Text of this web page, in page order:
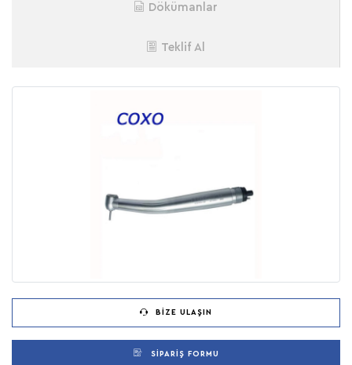
Dökümanlar
Teklif Al
BIZE ULAŞIN
SIPARIŞ FORMU